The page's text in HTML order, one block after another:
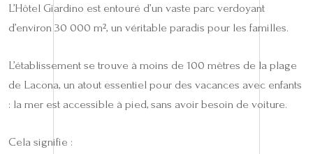
L’Hôtel Giardino est entouré d’un vaste parc verdoyant
d’environ 30 000 m², un véritable paradis pour les familles.
L’établissement se trouve à moins de 100 mètres de la plage
de Lacona, un atout essentiel pour des vacances avec enfants
: la mer est accessible à pied, sans avoir besoin de voiture.
Cela signifie :